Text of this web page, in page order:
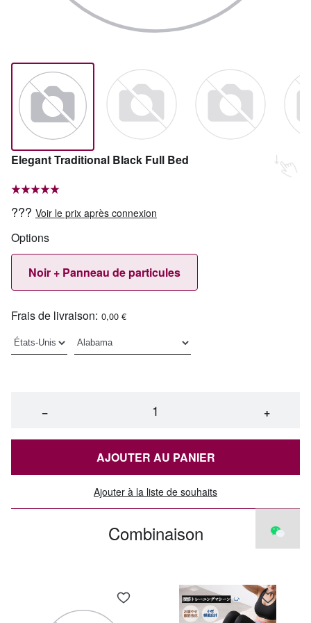
Elegant Traditional Black Full Bed
??? Voir le prix après connexion
Options
Noir + Panneau de particules
Frais de livraison: 0,00 €
− +
AJOUTER AU PANIER
Ajouter à la liste de souhaits
Combinaison